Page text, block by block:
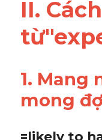
Advice
IELTS Advice
Listening
II.
1. Mang
mong
=likely to